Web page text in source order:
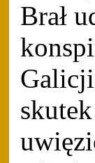
Brał